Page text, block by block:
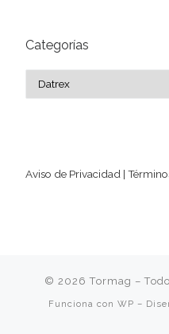
Categorías
Aviso de Privacidad |
© 2026Tormag –
Funciona con WP –